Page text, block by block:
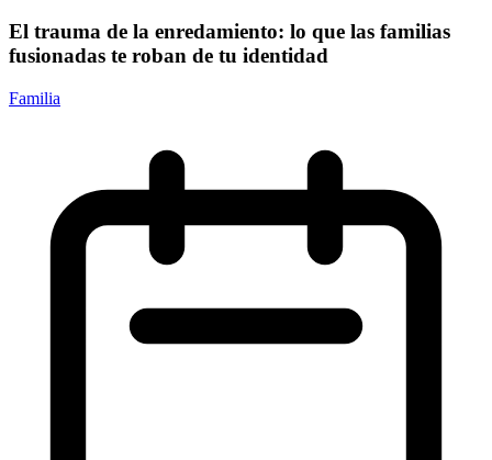
El trauma de la enredamiento: lo que las familias
fusionadas te roban de tu identidad
Familia